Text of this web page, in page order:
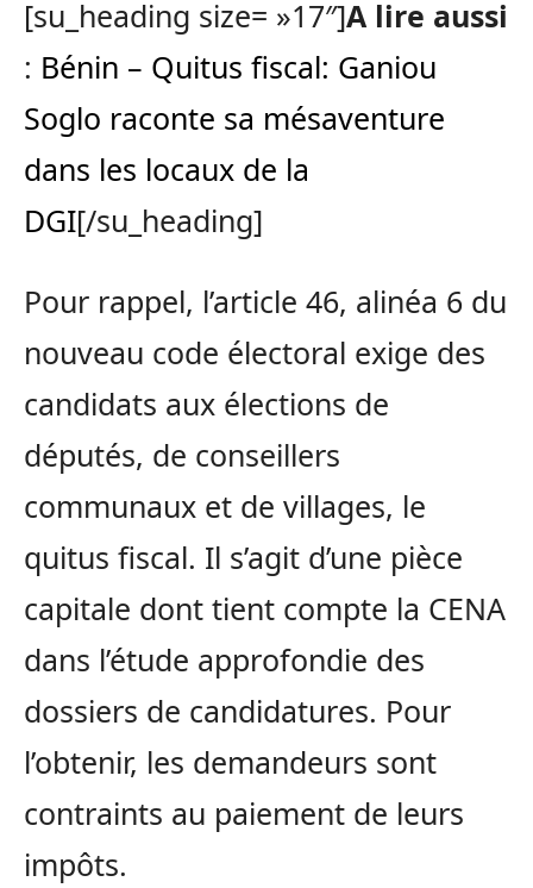
[su_heading size= »17″]A lire aussi
: Bénin – Quitus fiscal: Ganiou
Soglo raconte sa mésaventure
dans les locaux de la
DGI[/su_heading]
Pour rappel, l’article 46, alinéa 6 du
nouveau code électoral exige des
candidats aux élections de
députés, de conseillers
communaux et de villages, le
quitus fiscal. Il s’agit d’une pièce
capitale dont tient compte la CENA
dans l’étude approfondie des
dossiers de candidatures. Pour
l’obtenir, les demandeurs sont
contraints au paiement de leurs
impôts.